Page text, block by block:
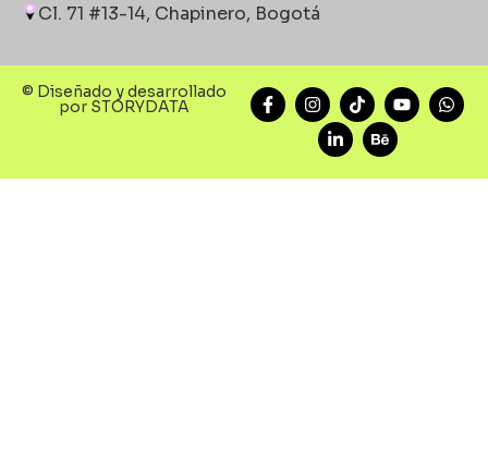
Cl. 71 #13-14, Chapinero, Bogotá
© Diseñado y desarrollado
por STORYDATA